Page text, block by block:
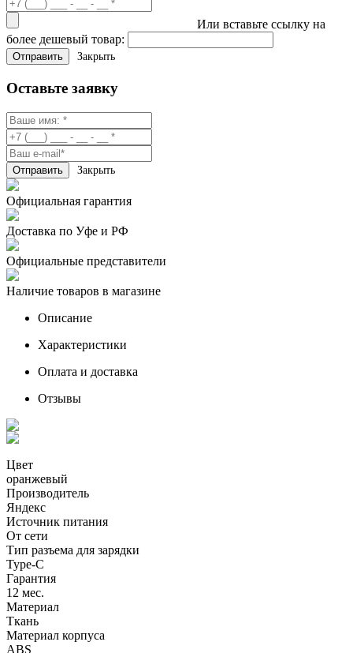
Или вставьте ссылку на
более дешевый товар:
Закрыть
Оставьте заявку
Закрыть
Официальная гарантия
Доставка по Уфе и РФ
Официальные представители
Наличие товаров в магазине
Описание
Характеристики
Оплата и доставка
Отзывы
Цвет
оранжевый
Производитель
Яндекс
Источник питания
От сети
Тип разъема для зарядки
Type-C
Гарантия
12 мес.
Материал
Ткань
Материал корпуса
ABS